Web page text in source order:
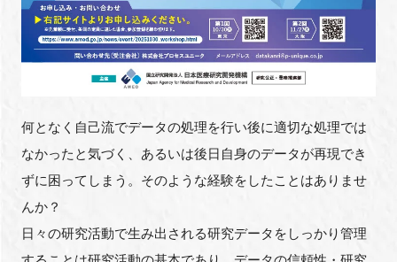
何となく自己流でデータの処理を行い後に適切な処理では
なかったと気づく、あるいは後日自身のデータが再現でき
ずに困ってしまう。そのような経験をしたことはありませ
んか？
日々の研究活動で生み出される研究データをしっかり管理